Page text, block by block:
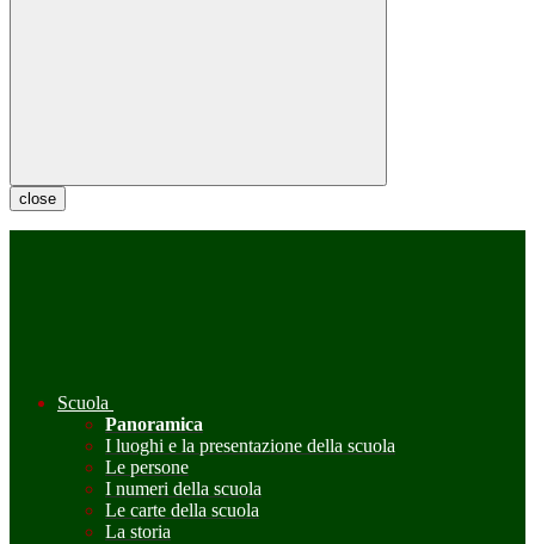
close
Scuola
Panoramica
I luoghi e la presentazione della scuola
Le persone
I numeri della scuola
Le carte della scuola
La storia